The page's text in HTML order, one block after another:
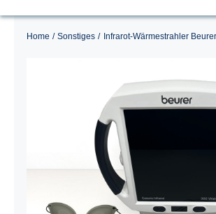
MitMachBar
Home Sonstiges Infrarot-Wärmestrahler